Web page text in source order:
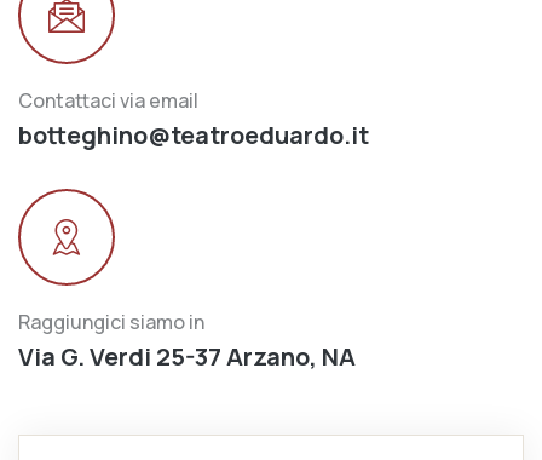
Contattaci via email
botteghino@teatroeduardo.it
Raggiungici siamo in
Via G. Verdi 25-37 Arzano, NA